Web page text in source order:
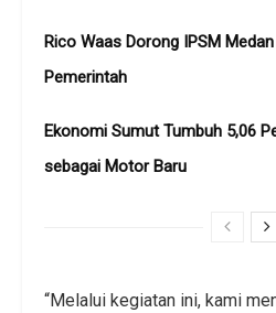
Rico Waas Dorong IPSM
Pemerintah
Ekonomi Sumut Tumbuh 5,06
sebagai Motor Baru
“Melalui kegiatan ini, kami